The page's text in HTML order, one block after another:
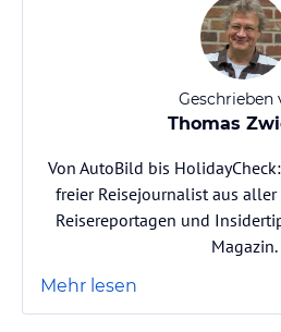
Geschrieben
Thomas
Von AutoBild bis
freier Reisejournalist aus aller
Reisereportagen und
Magazin.
Mehr lesen